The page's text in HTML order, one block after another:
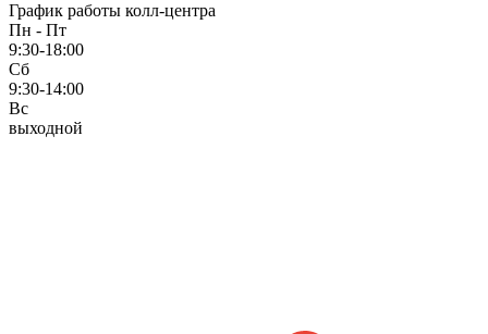
График работы колл-центра
Пн - Пт
9:30-18:00
Сб
9:30-14:00
Вс
выходной